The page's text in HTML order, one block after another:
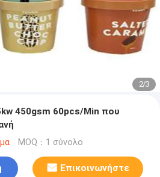
2/3
450gsm 60pcs/Min που
MOQ：1 σύνολο
Επικοινωνήστε